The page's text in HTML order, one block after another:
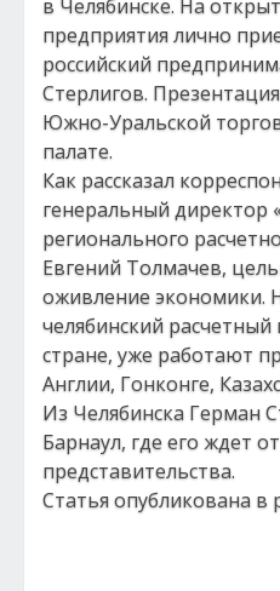
в Челябинске. На
предприятия лично
российский
Стерлигов.
Южно-Уральской
палате.
Как рассказал
генеральный
регионального
Евгений Толмачев,
оживление экономики.
челябинский
стране, уже работают
Англии, Гонконге,
Из Челябинска Герман
Барнаул, где его ждет
представительства.
Статья опубликована в